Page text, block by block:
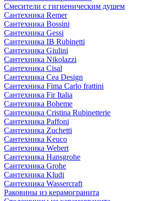
Смесители с гигиеническим душем
Сантехника Remer
Сантехника Bossini
Сантехника Gessi
Сантехника IB Rubinetti
Сантехника Giulini
Сантехника Nikolazzi
Сантехника Cisal
Сантехника Cea Design
Сантехника Fima Carlo frattini
Сантехника Fir Italia
Сантехника Boheme
Сантехника Cristina Rubinetterie
Сантехника Paffoni
Сантехника Zuchetti
Сантехника Keuco
Сантехника Webert
Сантехника Hansgrohe
Сантехника Grohe
Сантехника Kludi
Сантехника Wassercraft
Раковины из керамогранита